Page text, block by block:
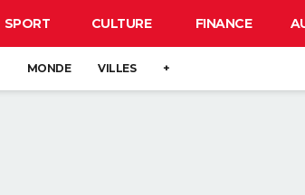
SPORT CULTURE FINANCE
MONDE VILLES +